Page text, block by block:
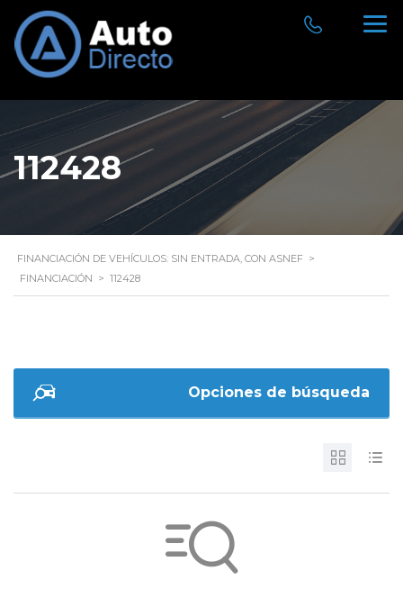
112428
FINANCIACIÓN DE VEHÍCULOS: SIN ENTRADA, CON ASNEF >
FINANCIACIÓN > 112428
Opciones de búsqueda